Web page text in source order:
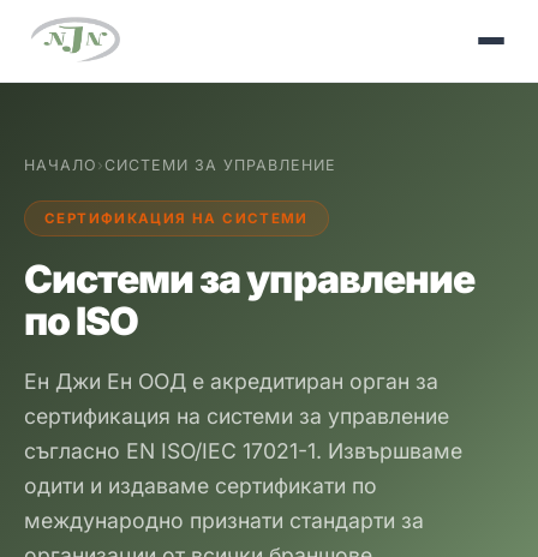
НАЧАЛО ›СИСТЕМИ ЗА УПРАВЛЕНИЕ
СЕРТИФИКАЦИЯ НА СИСТЕМИ
Системи за управление
по ISO
Ен Джи Ен ООД е акредитиран орган за
сертификация на системи за управление
съгласно EN ISO/IEC 17021-1. Извършваме
одити и издаваме сертификати по
международно признати стандарти за